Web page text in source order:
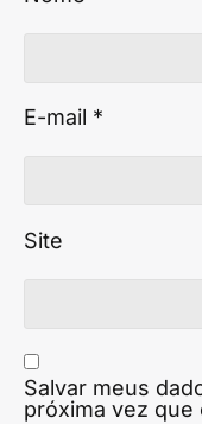
E-mail *
Site
Salvar meus
próxima vez que